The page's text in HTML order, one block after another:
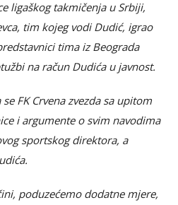
ligaškog takmičenja u Srbiji,
tim kojeg vodi Dudić, igrao
tima iz Beograda
na račun Dudića u javnost.
FK Crvena zvezda sa upitom
i argumente o svim navodima
sportskog direktora, a
poduzećemo dodatne mjere,